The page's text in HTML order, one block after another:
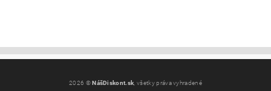
2026 ©NášDiskont.sk , všetky práva vyhradené